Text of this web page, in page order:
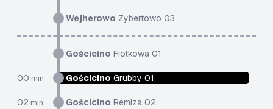
Wejherowo Zybertowo 03
Gościcino Fiołkowa 01
00 min Gościcino Grubby 01
02 min Gościcino Remiza 02